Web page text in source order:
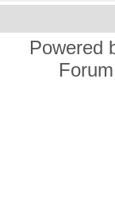
Powered